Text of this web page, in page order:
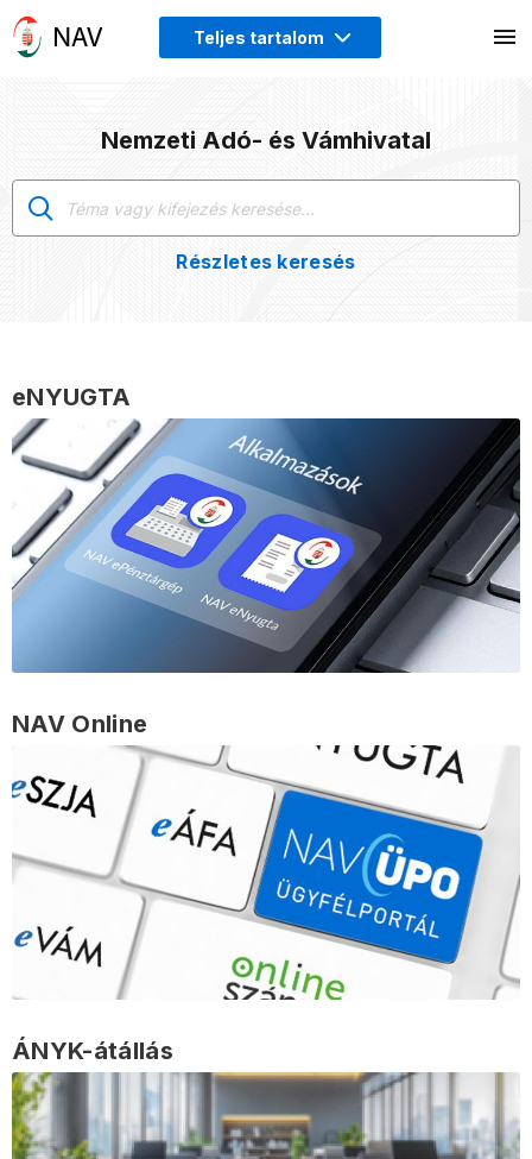
Teljes tartalom
Nemzeti Adó- és Vámhivatal
Részletes keresés
eNYUGTA
NAV Online
ÁNYK-átállás